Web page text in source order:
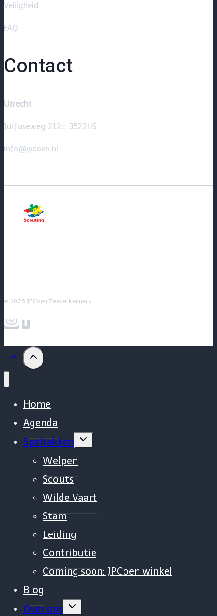
Veiligheid
FAQ
Contact
Utrecht
Jutfaseweg 212c, 3522HS
info@jpcoen.nl
© 2026 JPCoen Zeeverkenners
Home
Agenda
Speltakken
Vouw
uit
Welpen
Scouts
Wilde Vaart
Stam
Leiding
Contributie
Coming soon: JPCoen winkel
Blog
Over ons
Vouw